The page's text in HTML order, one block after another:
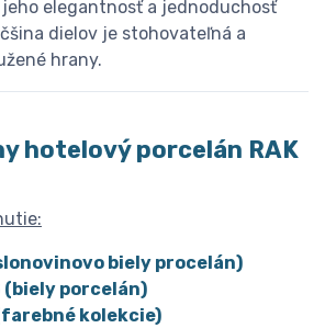
elegantnosť a jednoduchosť
dielov je stohovateľná a
hrany.
hotelový porcelán RAK
biely procelán)
(biely porcelán)
(farebné kolekcie)